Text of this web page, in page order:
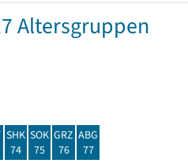
Altersgruppen
SHK
74
SOK
75
GRZ
76
ABG
77